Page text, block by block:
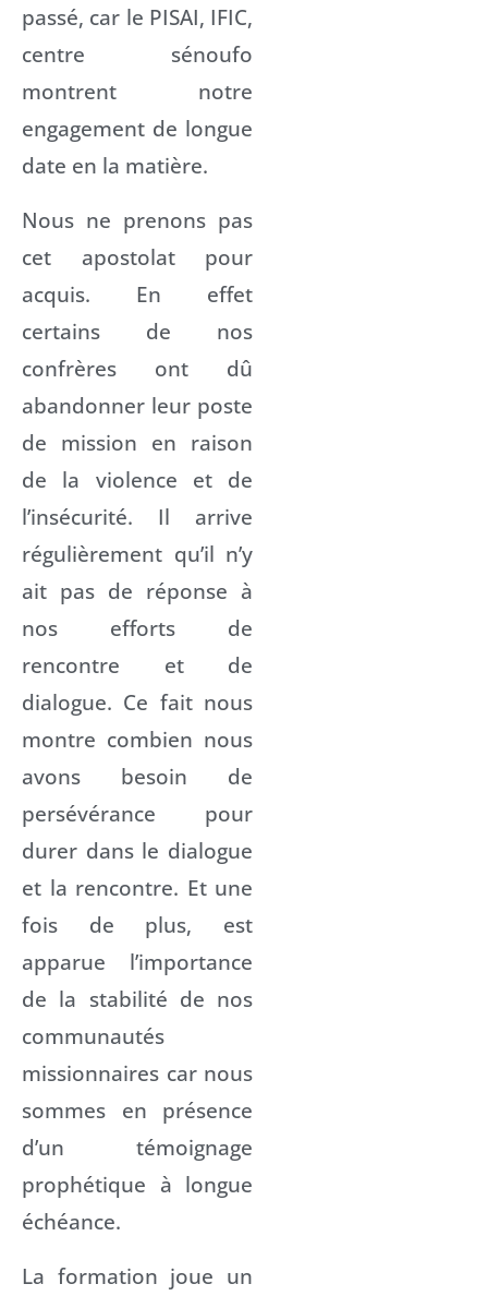
passé, car le PISAI, IFIC,
centre sénoufo
montrent notre
engagement de longue
date en la matière.
Nous ne prenons pas
cet apostolat pour
acquis. En effet
certains de nos
confrères ont dû
abandonner leur poste
de mission en raison
de la violence et de
l’insécurité. Il arrive
régulièrement qu’il n’y
ait pas de réponse à
nos efforts de
rencontre et de
dialogue. Ce fait nous
montre combien nous
avons besoin de
persévérance pour
durer dans le dialogue
et la rencontre. Et une
fois de plus, est
apparue l’importance
de la stabilité de nos
communautés
missionnaires car nous
sommes en présence
d’un témoignage
prophétique à longue
échéance.
La formation joue un